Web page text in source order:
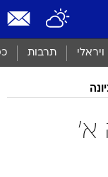
ויראלי תרבות
א'